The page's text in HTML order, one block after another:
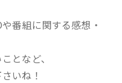
番組に関する感想・
となど、
いね！